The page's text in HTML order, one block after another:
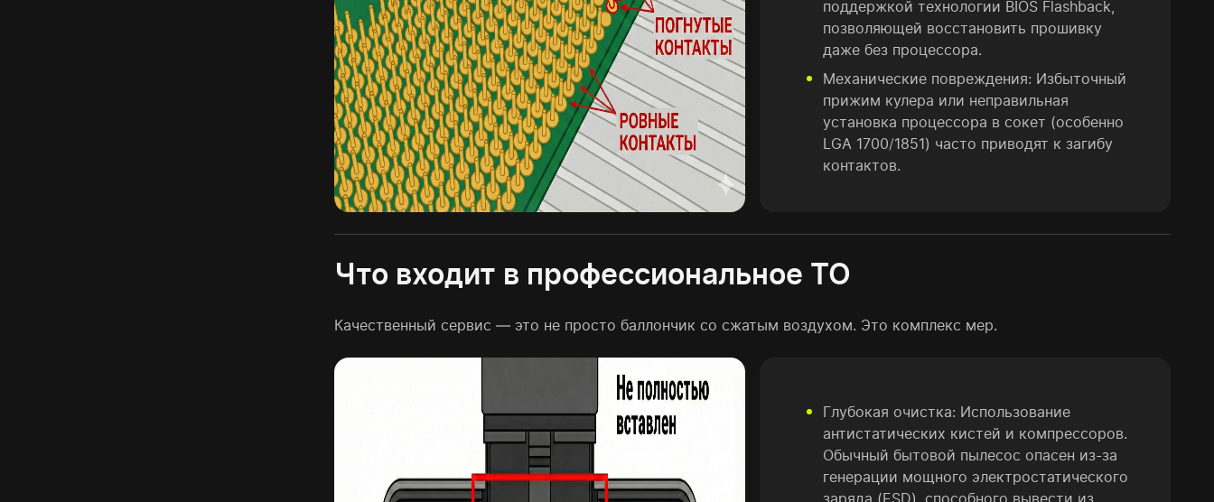
поддержкой технологии BIOS Flashback,
позволяющей восстановить прошивку
даже без процессора.
Механические повреждения: Избыточный
прижим кулера или неправильная
установка процессора в сокет (особенно
LGA 1700/1851) часто приводят к загибу
контактов.
Что входит в профессиональное ТО
Качественный сервис — это не просто баллончик со сжатым воздухом. Это комплекс мер.
Глубокая очистка: Использование
антистатических кистей и компрессоров.
Обычный бытовой пылесос опасен из-за
генерации мощного электростатического